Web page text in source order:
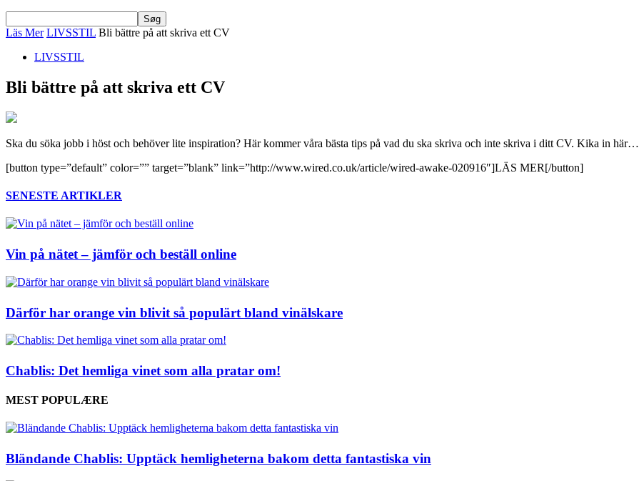
Läs Mer LIVSSTIL Bli bättre på att skriva ett CV
LIVSSTIL
Bli bättre på att skriva ett CV
Ska du söka jobb i höst och behöver lite inspiration? Här kommer våra bästa tips på vad du ska skriva och inte skriva i ditt CV. Kika in här…
[button type=”default” color=”” target=”blank” link=”http://www.wired.co.uk/article/wired-awake-020916″]LÄS MER[/button]
SENESTE ARTIKLER
Vin på nätet – jämför och beställ online
Därför har orange vin blivit så populärt bland vinälskare
Chablis: Det hemliga vinet som alla pratar om!
MEST POPULÆRE
Bländande Chablis: Upptäck hemligheterna bakom detta fantastiska vin